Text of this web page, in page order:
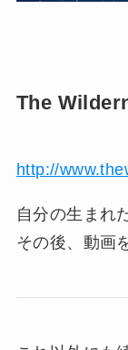
The
http://
自分の生まれ
その後、動画